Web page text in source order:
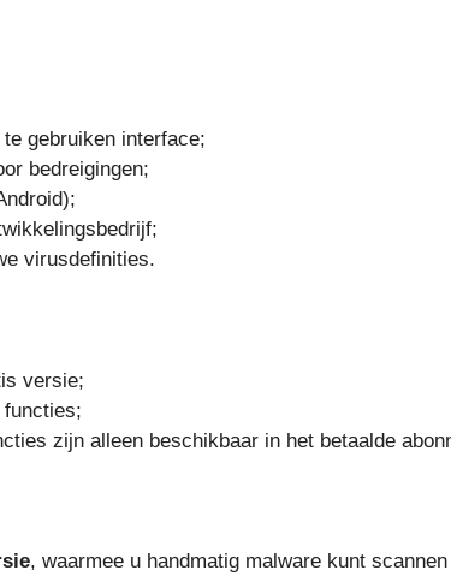
gebruiken interface;
bedreigingen;
virusdefinities.
versie;
zijn alleen beschikbaar in het betaalde
, waarmee u handmatig malware kunt